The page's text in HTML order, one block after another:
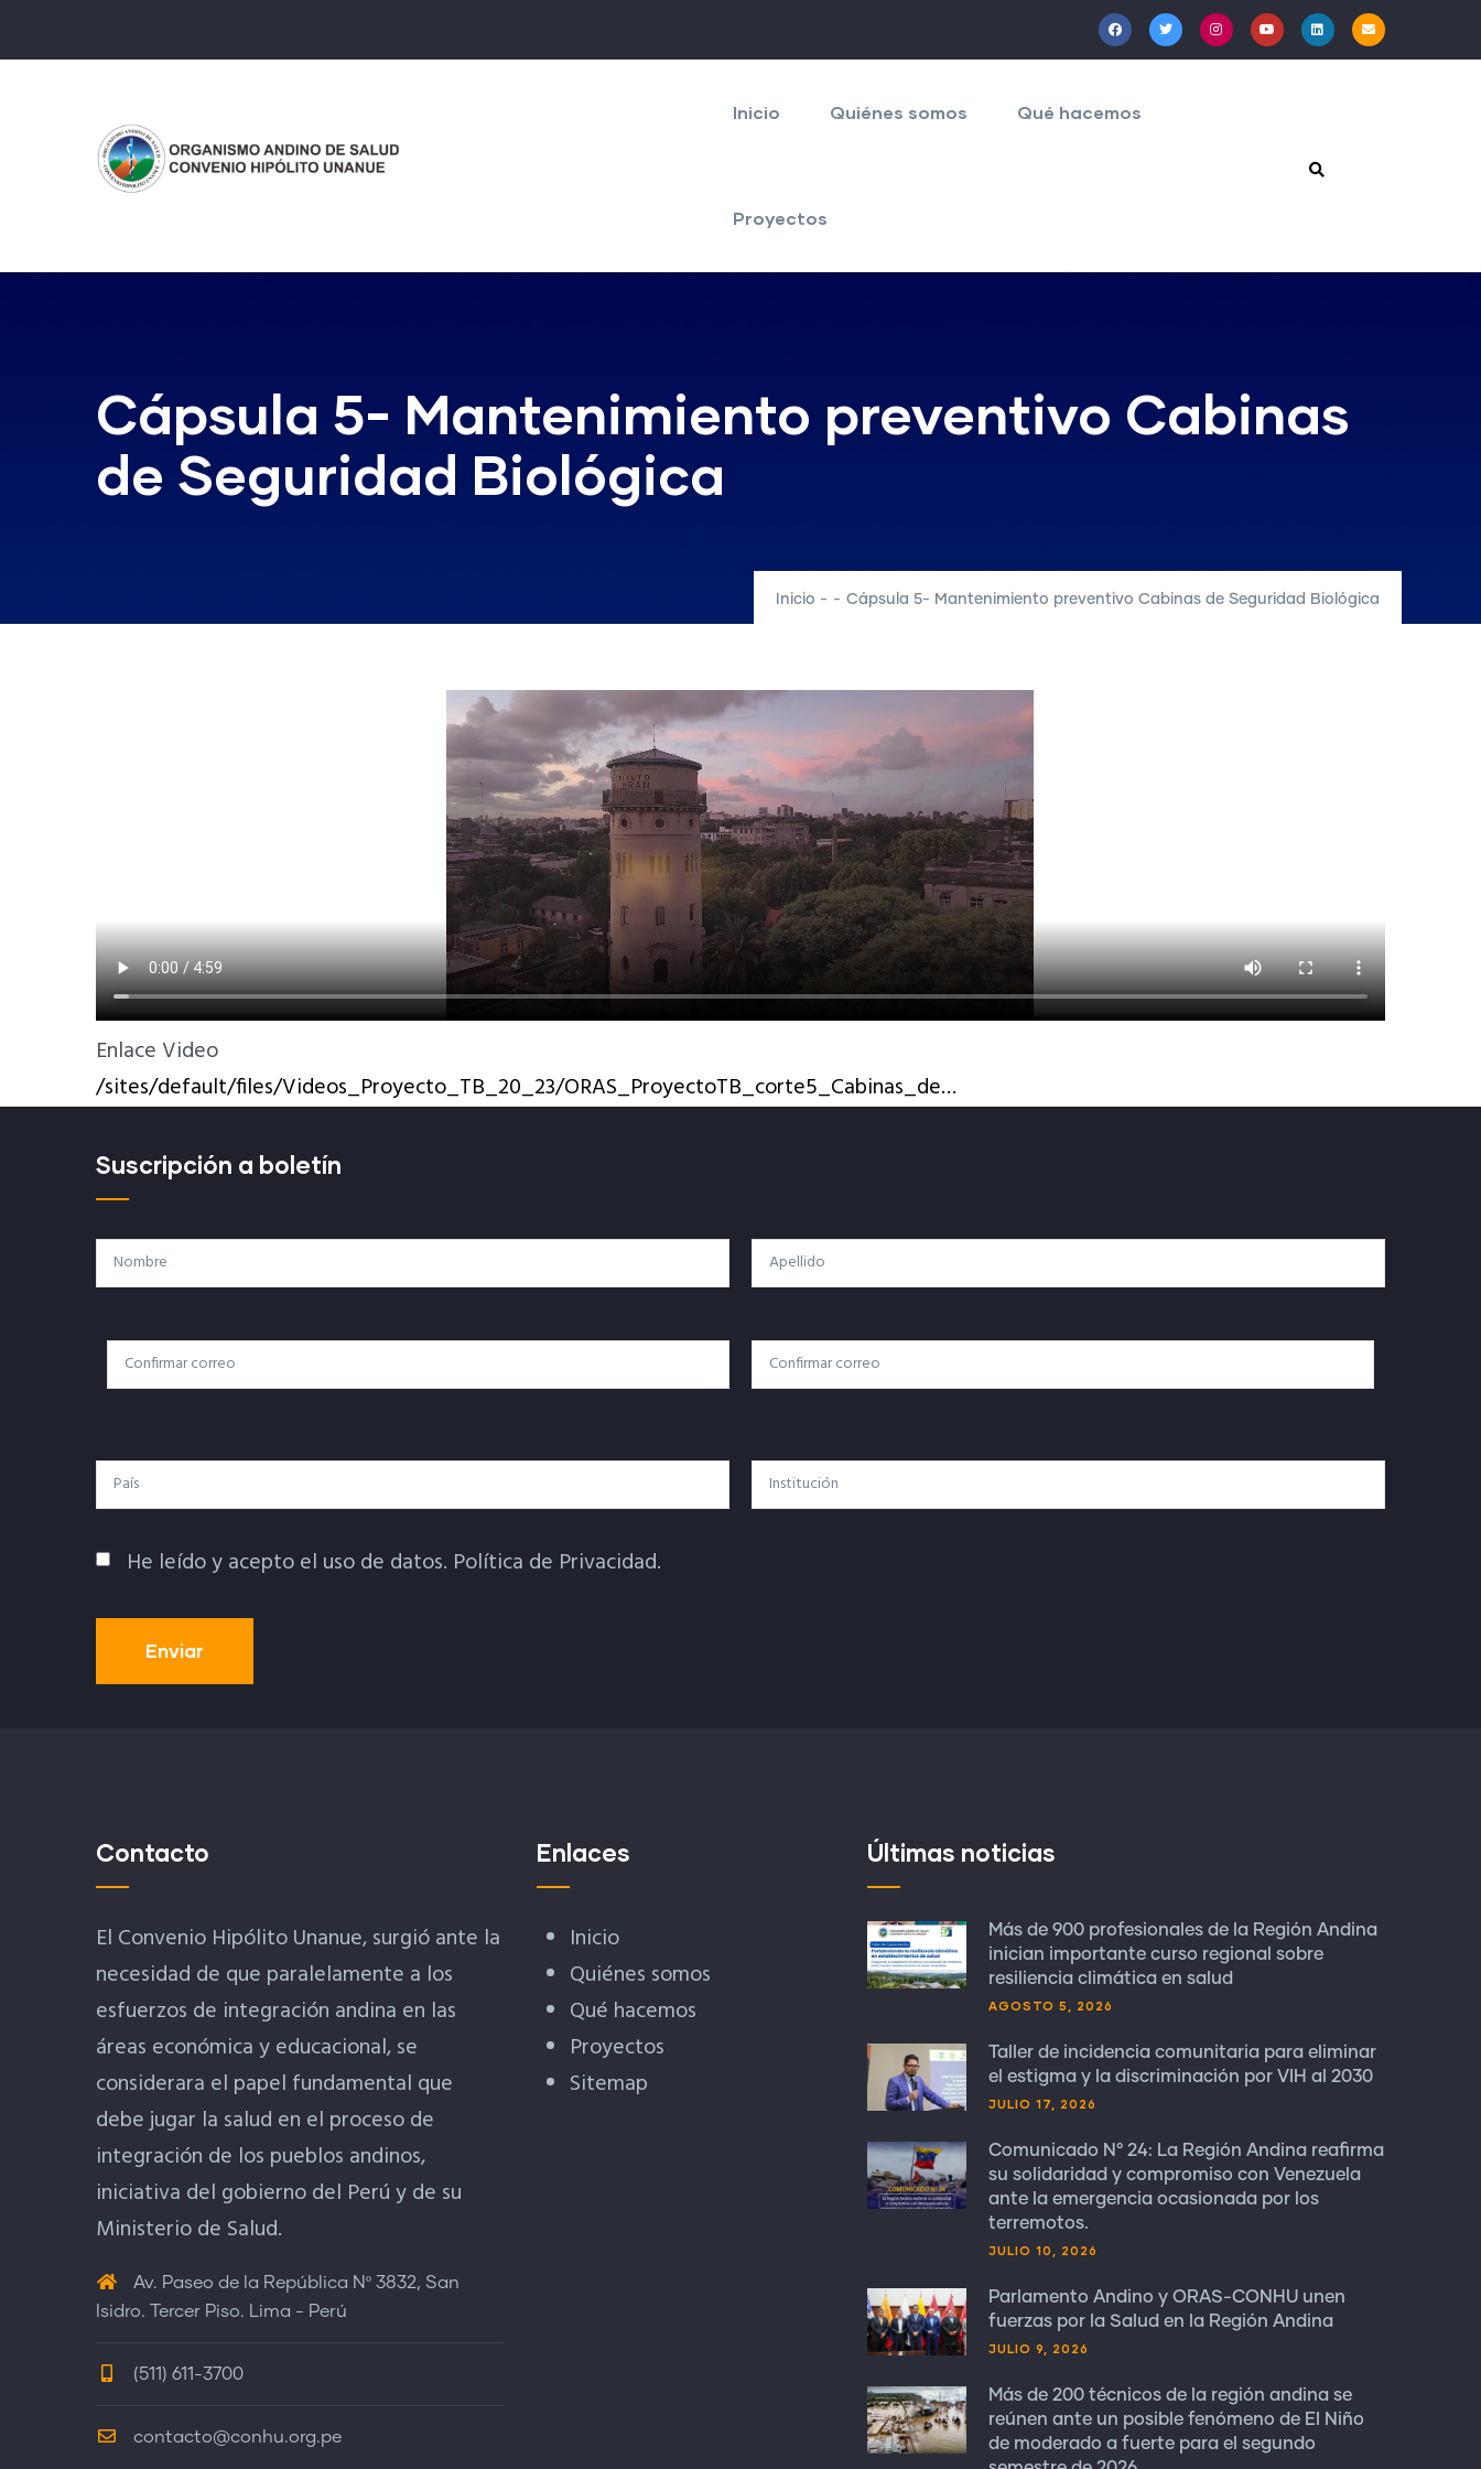
al
principal
Inicio Quiénes somos Qué hacemos
Proyectos
Cápsula 5- Mantenimiento preventivo Cabinas
de Seguridad Biológica
Inicio - - Cápsula 5- Mantenimiento preventivo Cabinas de Seguridad Biológica
Enlace Video
/sites/default/files/Videos_Proyecto_TB_20_23/ORAS_ProyectoTB_corte5_Cabinas_de…
Suscripción a boletín
Nombre Apellido
Correo
Electrónico
Correo Electrónico Confirmar Correo
País Institución
Política De Privacidad
He leído y acepto el uso de datos. Política de Privacidad.
Contacto
El Convenio Hipólito Unanue, surgió ante la
necesidad de que paralelamente a los
esfuerzos de integración andina en las
áreas económica y educacional, se
considerara el papel fundamental que
debe jugar la salud en el proceso de
integración de los pueblos andinos,
iniciativa del gobierno del Perú y de su
Ministerio de Salud.
Av. Paseo de la República Nº 3832, San
Isidro. Tercer Piso. Lima - Perú
(511) 611-3700
contacto@conhu.org.pe
Enlaces
Inicio
Quiénes somos
Qué hacemos
Proyectos
Sitemap
Últimas noticias
Más de 900 profesionales de la Región Andina
inician importante curso regional sobre
resiliencia climática en salud
AGOSTO 5, 2026
Taller de incidencia comunitaria para eliminar
el estigma y la discriminación por VIH al 2030
JULIO 17, 2026
Comunicado N° 24: La Región Andina reafirma
su solidaridad y compromiso con Venezuela
ante la emergencia ocasionada por los
terremotos.
JULIO 10, 2026
Parlamento Andino y ORAS-CONHU unen
fuerzas por la Salud en la Región Andina
JULIO 9, 2026
Más de 200 técnicos de la región andina se
reúnen ante un posible fenómeno de El Niño
de moderado a fuerte para el segundo